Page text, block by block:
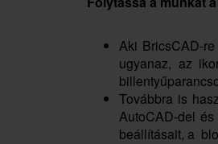
Aki BricsCAD-
ugyanaz, az
Továbbra is
AutoCAD-del
beállításait, a